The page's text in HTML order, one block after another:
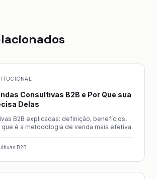
Consultivas B2B e Por Que sua
Delas
B2B explicadas: definição, benefícios,
é a metodologia de venda mais efetiva.
B2B